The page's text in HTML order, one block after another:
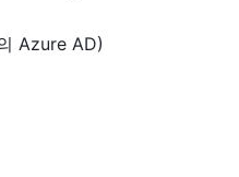
Azure AD)